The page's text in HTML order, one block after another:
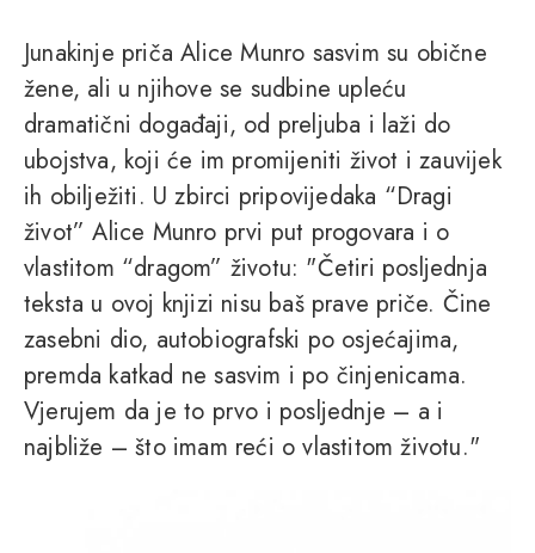
Junakinje priča Alice Munro sasvim su obične
žene, ali u njihove se sudbine upleću
dramatični događaji, od preljuba i laži do
ubojstva, koji će im promijeniti život i zauvijek
ih obilježiti. U zbirci pripovijedaka “Dragi
život” Alice Munro prvi put progovara i o
vlastitom “dragom” životu: "Četiri posljednja
teksta u ovoj knjizi nisu baš prave priče. Čine
zasebni dio, autobiografski po osjećajima,
premda katkad ne sasvim i po činjenicama.
Vjerujem da je to prvo i posljednje – a i
najbliže – što imam reći o vlastitom životu."